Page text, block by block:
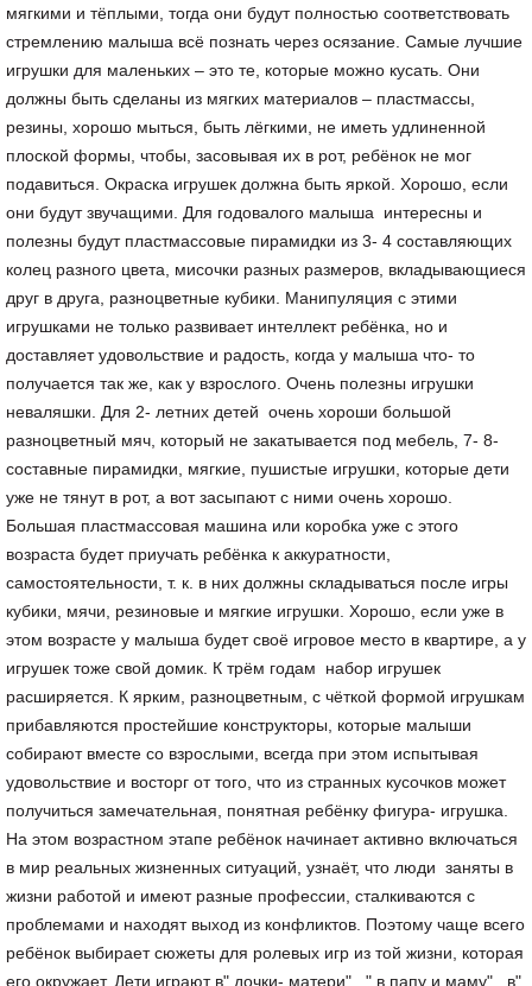
мягкими и тёплыми, тогда они будут полностью соответствовать
стремлению малыша всё познать через осязание. Самые лучшие
игрушки для маленьких – это те, которые можно кусать. Они
должны быть сделаны из мягких материалов – пластмассы,
резины, хорошо мыться, быть лёгкими, не иметь удлиненной
плоской формы, чтобы, засовывая их в рот, ребёнок не мог
подавиться. Окраска игрушек должна быть яркой. Хорошо, если
они будут звучащими. Для годовалого малыша интересны и
полезны будут пластмассовые пирамидки из 3- 4 составляющих
колец разного цвета, мисочки разных размеров, вкладывающиеся
друг в друга, разноцветные кубики. Манипуляция с этими
игрушками не только развивает интеллект ребёнка, но и
доставляет удовольствие и радость, когда у малыша что- то
получается так же, как у взрослого. Очень полезны игрушки
неваляшки. Для 2- летних детей очень хороши большой
разноцветный мяч, который не закатывается под мебель, 7- 8-
составные пирамидки, мягкие, пушистые игрушки, которые дети
уже не тянут в рот, а вот засыпают с ними очень хорошо.
Большая пластмассовая машина или коробка уже с этого
возраста будет приучать ребёнка к аккуратности,
самостоятельности, т. к. в них должны складываться после игры
кубики, мячи, резиновые и мягкие игрушки. Хорошо, если уже в
этом возрасте у малыша будет своё игровое место в квартире, а у
игрушек тоже свой домик. К трём годам набор игрушек
расширяется. К ярким, разноцветным, с чёткой формой игрушкам
прибавляются простейшие конструкторы, которые малыши
собирают вместе со взрослыми, всегда при этом испытывая
удовольствие и восторг от того, что из странных кусочков может
получиться замечательная, понятная ребёнку фигура- игрушка.
На этом возрастном этапе ребёнок начинает активно включаться
в мир реальных жизненных ситуаций, узнаёт, что люди заняты в
жизни работой и имеют разные профессии, сталкиваются с
проблемами и находят выход из конфликтов. Поэтому чаще всего
ребёнок выбирает сюжеты для ролевых игр из той жизни, которая
его окружает. Дети играют в" дочки- матери" , " в папу и маму" , в"